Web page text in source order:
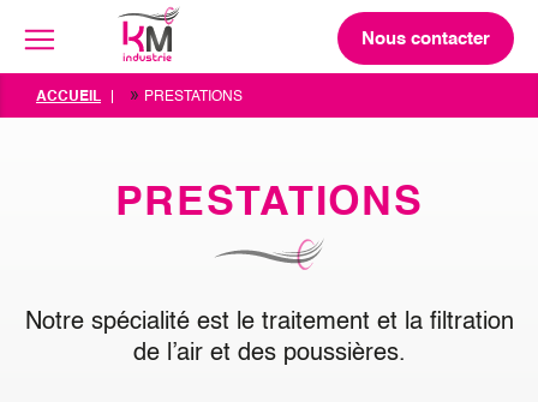
Nous contacter
ACCUEIL » PRESTATIONS
PRESTATIONS
Notre spécialité est le traitement et la filtration
de l’air et des poussières.